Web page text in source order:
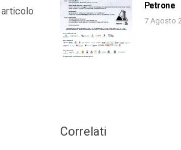
Petrone
7 Agosto
Correlati